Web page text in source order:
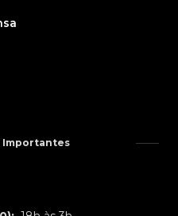
Importantes